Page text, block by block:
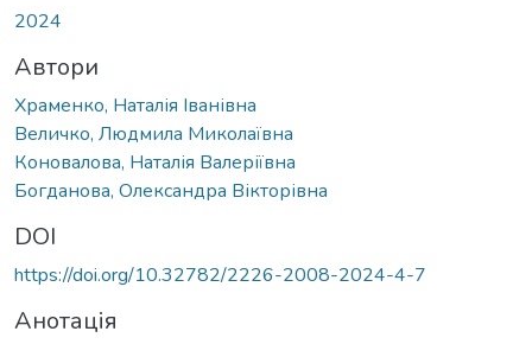
2024
Автори
Храменко, Наталія Іванівна
Величко, Людмила Миколаївна
Коновалова, Наталія Валеріївна
Богданова, Олександра Вікторівна
DOI
https://doi.org/10.32782/2226-2008-2024-4-7
Анотація